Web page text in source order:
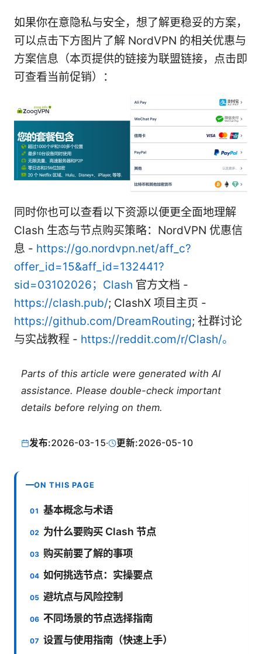
如果你在意隐私与安全，想了解更稳妥的方案，
可以点击下方图片了解 NordVPN 的相关优惠与
方案信息（本页提供的链接为联盟链接，点击即
可查看当前促销）：
同时你也可以查看以下资源以便更全面地理解
Clash 生态与节点购买策略：NordVPN 优惠信
息 - https://go.nordvpn.net/aff_c?
offer_id=15&aff_id=132441?
sid=03102026；Clash 官方文档 -
https://clash.pub/; ClashX 项目主页 -
https://github.com/DreamRouting; 社群讨论
与实战教程 - https://reddit.com/r/Clash/。
Parts of this article were generated with AI
assistance. Please double-check important
details before relying on them.
发布:2026-03-15· 更新:2026-05-10
ON THIS PAGE
基本概念与术语
为什么要购买 Clash 节点
购买前要了解的事项
如何挑选节点：实操要点
避坑点与风险控制
不同场景的节点选择指南
设置与使用指南（快速上手）